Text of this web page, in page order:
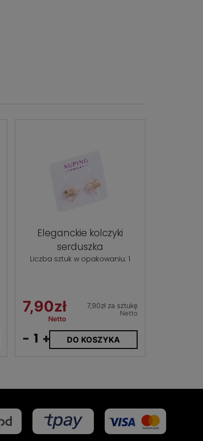
Eleganckie kolczyki
serduszka
Liczba sztuk w opakowaniu: 1
7,90zł
Netto
7,90zł za sztukę
Netto
- + DO KOSZYKA